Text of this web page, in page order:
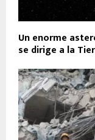
Un enorme
se dirige a la